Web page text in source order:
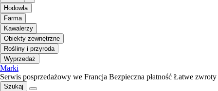
Hodowla
Farma
Kawalerzy
Obiekty zewnętrzne
Rośliny i przyroda
Wyprzedaż
Marki
Serwis posprzedażowy we Francja Bezpieczna płatność Łatwe zwroty
Szukaj